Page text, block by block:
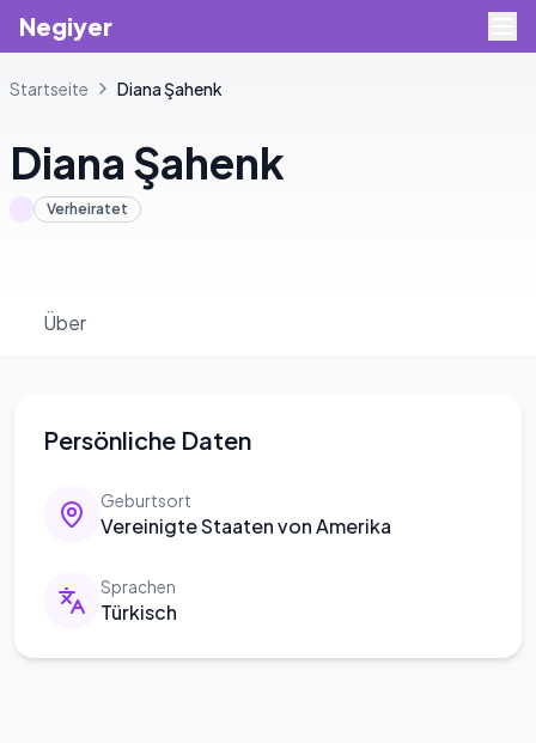
Negiyer
Startseite DianaŞahenk
Diana Şahenk
Verheiratet
Über
Persönliche Daten
Geburtsort
Vereinigte Staaten von Amerika
Sprachen
Türkisch